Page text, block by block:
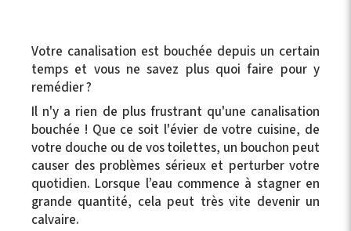
Votre canalisation est bouchée depuis un certain
temps et vous ne savez plus quoi faire pour y
remédier ?
Il n'y a rien de plus frustrant qu'une canalisation
bouchée ! Que ce soit l'évier de votre cuisine, de
votre douche ou de vos toilettes, un bouchon peut
causer des problèmes sérieux et perturber votre
quotidien. Lorsque l’eau commence à stagner en
grande quantité, cela peut très vite devenir un
calvaire.